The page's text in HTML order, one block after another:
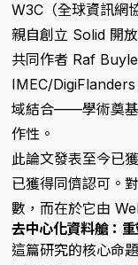
W3C（全球資訊網
親自創立 Solid 開
共同作者 Raf
IMEC/
域結合——學術奠基
作性。
此論文發表至今已獲
已獲得同儕認可。
數，而在於它由
去中心化資料艙：
這篇研究的核心命